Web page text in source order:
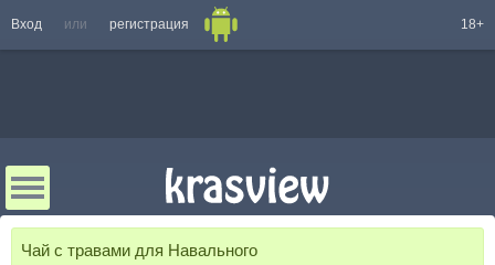
Вход или регистрация 18+
Чай с травами для Навального